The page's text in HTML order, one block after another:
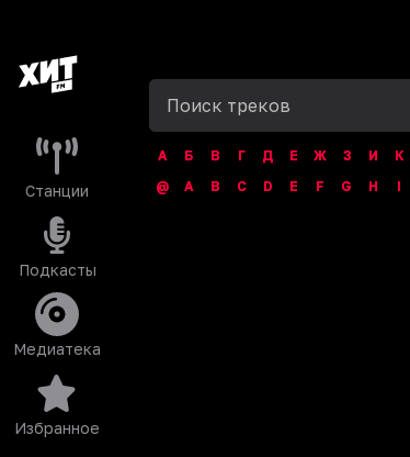
Станции
Подкасты
Медиатека
Избранное
А Б В Г Д Е Ж З И К
@
A B C D E F G H I